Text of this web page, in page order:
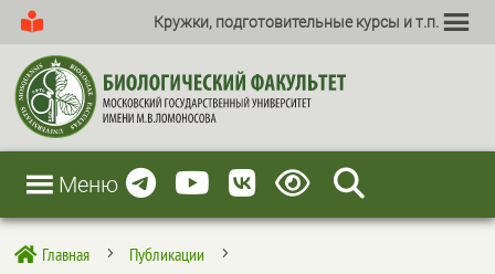
Кружки, подготовительные курсы и т.п.
Меню
 Главная 5 Публикации 5